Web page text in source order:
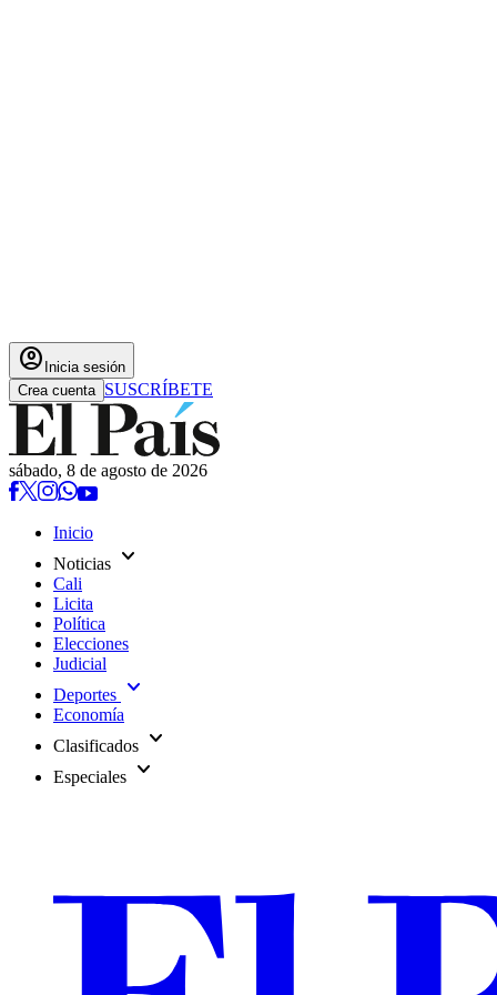
account_circle Inicia sesión
Crea cuenta SUSCRÍBETE
sábado, 8 de agosto de 2026
Inicio
Noticias expand_more
Cali
Licita
Política
Elecciones
Judicial
Deportes expand_more
Economía
Clasificados expand_more
Especiales expand_more